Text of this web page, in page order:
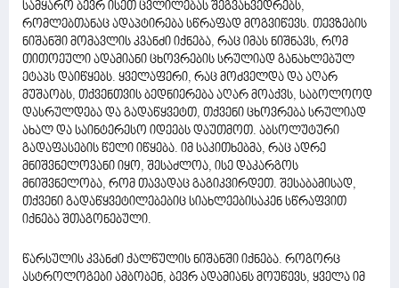
სამყარო ბევრ ისეთ ცვლილებას შეგვახვედრებს,
რომლებთანაც ადაპტირება სწრაფად მოგვიწევს. თევზების
ნიშანში მომავლის კვანძი იქნება, რაც იმას ნიშნავს, რომ
თითოეული ადამიანი ცხოვრების სრულიად განახლებულ
ეტაპს დაიწყებს. ყველაფერი, რაც მოძველდა და აღარ
მუშაობს, თქვენთვის ბედნიერება აღარ მოაქვს, საბოლოოდ
დასრულდება და გადაწყვეტთ, თქვენი ცხოვრება სრულიად
ახალ და საინტერესო იდეებს დაუთმოთ. აბსოლუტური
გადაფასების წელი იწყება. იმ საკითხებმა, რაც ადრე
მნიშვნელოვანი იყო, შესაძლოა, ისე დაკარგოს
მნიშვნელობა, რომ თავადაც გაგიკვირდეთ. შესაბამისად,
თქვენი გადაწყვეტილებებიც სიახლეებისაკენ სწრაფვით
იქნება შთაგონებული.
წარსულის კვანძი ქალწულის ნიშანში იქნება. როგორც
ასტროლოგები ამბობენ, ბევრ ადამიანს მოუწევს, ყველა იმ